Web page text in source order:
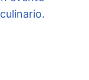
culinario.